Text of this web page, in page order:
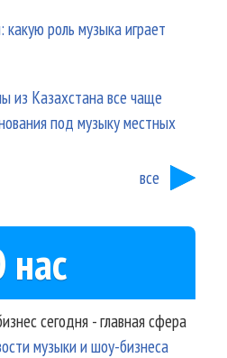
какую роль музыка играет
из Казахстана все чаще
под музыку местных
все
нас
сегодня - главная сфера
музыки и шоу-бизнеса